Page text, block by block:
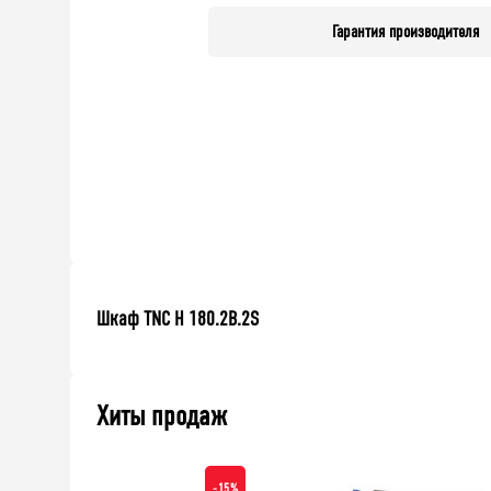
Гарантия производителя
Шкаф TNC H 180.2B.2S
Хиты продаж